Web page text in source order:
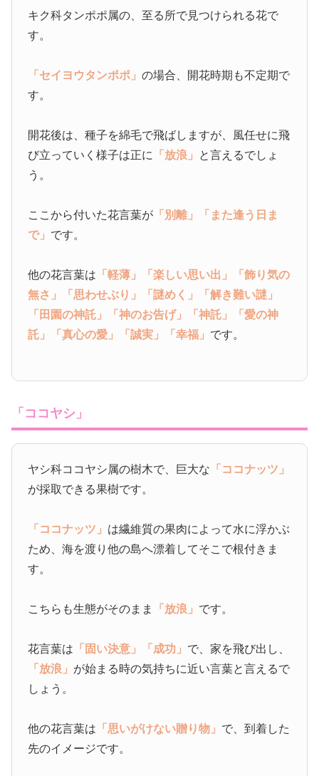
キク科タンポポ属の、至る所で見つけられる花で
す。
「セイヨウタンポポ」の場合、開花時期も不定期で
す。
開花後は、種子を綿毛で飛ばしますが、風任せに飛
び立っていく様子は正に
「放浪」 と言えるでしょ
う。
ここから付いた花言葉が 「別離」
「また逢う日ま
で」 です。
他の花言葉は 「軽薄」 「楽しい思い出」
「飾り気の
無さ」
「思わせぶり」 「謎めく」
「解き難い謎」
「田園の神託」
「神のお告げ」 「神託」
「愛の神
託」
「真心の愛」 「誠実」 「幸福」 です。
「ココヤシ」
ヤシ科ココヤシ属の樹木で、巨大な 「ココナッツ」
が採取できる果樹です。
「ココナッツ」 は繊維質の果肉によって水に浮かぶ
ため、海を渡り他の島へ漂着してそこで根付きま
す。
こちらも生態がそのまま 「放浪」 です。
花言葉は 「固い決意」 「成功」 で、家を飛び出し、
「放浪」 が始まる時の気持ちに近い言葉と言えるで
しょう。
他の花言葉は 「思いがけない贈り物」 で、到着した
先のイメージです。